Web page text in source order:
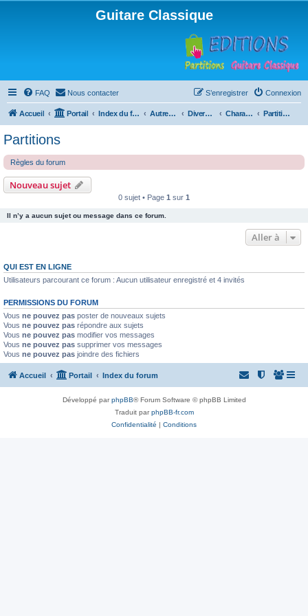
Guitare Classique
FAQ Nous contacter Connexion
S’enregistrer
Accueil Portail Index du forum Autres instruments à cordes pincées, ou styles Divers instruments Charango Partitions
Partitions
Règles du forum
Nouveau sujet
0 sujet • Page 1 sur 1
Il n’y a aucun sujet ou message dans ce forum.
Aller à
QUI EST EN LIGNE
Utilisateurs parcourant ce forum : Aucun utilisateur enregistré et 4 invités
PERMISSIONS DU FORUM
Vous ne pouvez pas poster de nouveaux sujets
Vous ne pouvez pas répondre aux sujets
Vous ne pouvez pas modifier vos messages
Vous ne pouvez pas supprimer vos messages
Vous ne pouvez pas joindre des fichiers
Accueil Portail Index du forum
Développé parphpBB® Forum Software © phpBB Limited
Traduit parphpBB-fr.com
Confidentialité | Conditions